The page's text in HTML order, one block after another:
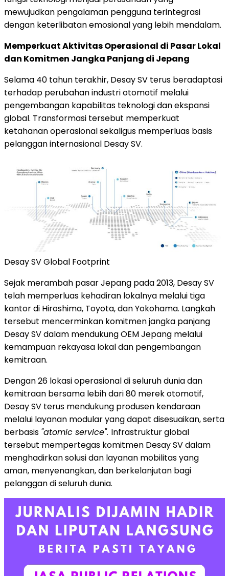
mewujudkan pengalaman pengguna terintegrasi
dengan keterlibatan emosional yang lebih mendalam.
Memperkuat Aktivitas Operasional di Pasar Lokal
dan Komitmen Jangka Panjang di Jepang
Selama 40 tahun terakhir, Desay SV terus beradaptasi
terhadap perubahan industri otomotif melalui
pengembangan kapabilitas teknologi dan ekspansi
global. Transformasi tersebut memperkuat
ketahanan operasional sekaligus memperluas basis
pelanggan internasional Desay SV.
Desay SV Global Footprint
Sejak merambah pasar Jepang pada 2013, Desay SV
telah memperluas kehadiran lokalnya melalui tiga
kantor di Hiroshima, Toyota, dan Yokohama. Langkah
tersebut mencerminkan komitmen jangka panjang
Desay SV dalam mendukung OEM Jepang melalui
kemampuan rekayasa lokal dan pengembangan
kemitraan.
Dengan 26 lokasi operasional di seluruh dunia dan
kemitraan bersama lebih dari 80 merek otomotif,
Desay SV terus mendukung produsen kendaraan
melalui layanan modular yang dapat disesuaikan, serta
berbasis "atomic service". Infrastruktur global
tersebut mempertegas komitmen Desay SV dalam
menghadirkan solusi dan layanan mobilitas yang
aman, menyenangkan, dan berkelanjutan bagi
pelanggan di seluruh dunia.